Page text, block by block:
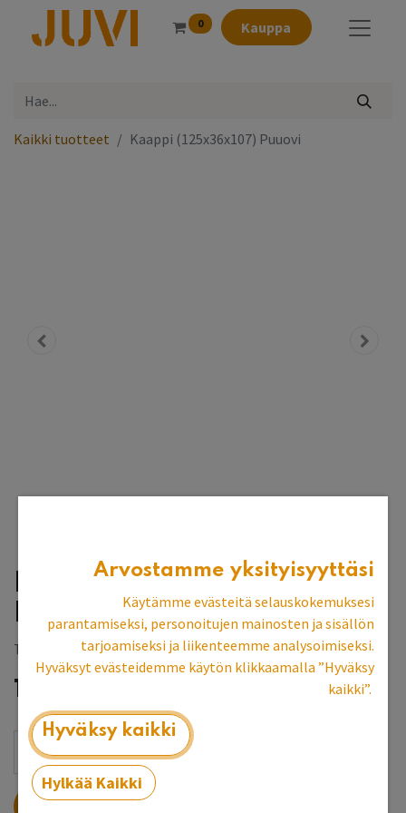
0 Kauppa
Kaikki tuotteet Kaappi (125x36x107) Puuovi
Kaappi (125x36x107)
Puuovi
Tilaustuote, toimitusaika 1-2 vk
1 266,93
LISÄÄ OSTOSKORIIN
Arvostamme yksityisyyttäsi
Käytämme evästeitä selauskokemuksesi
parantamiseksi, personoitujen mainosten ja sisällön
tarjoamiseksi ja liikenteemme analysoimiseksi.
Hyväksyt evästeidemme käytön klikkaamalla ”Hyväksy
kaikki”.
Hyväksy kaikki
Hylkää Kaikki